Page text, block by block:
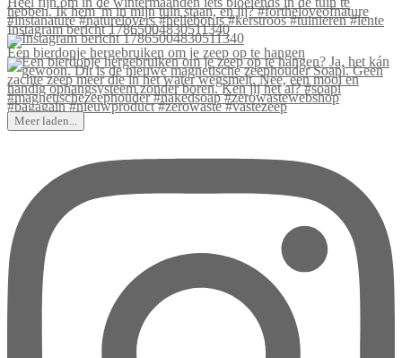
Instagram bericht 17865004830511340
Een bierdopje hergebruiken om je zeep op te hangen
Meer laden...